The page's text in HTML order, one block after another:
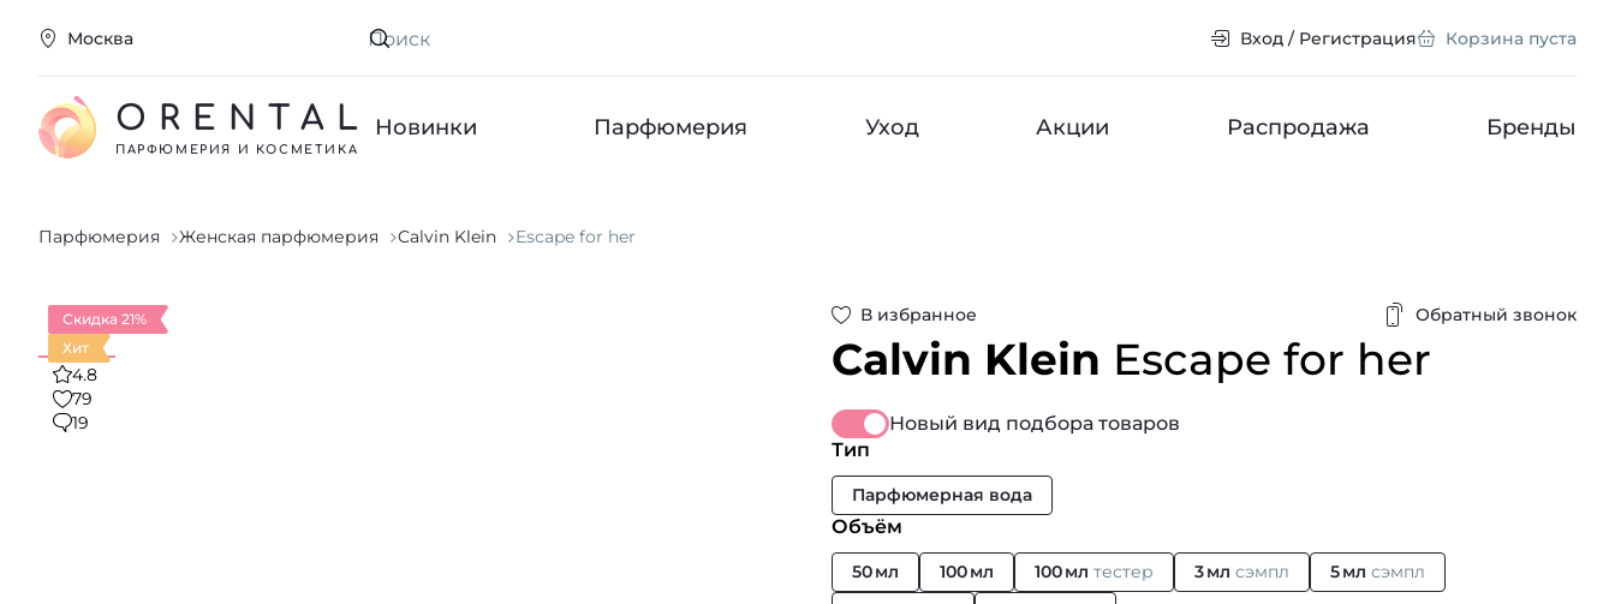
Москва Искать Вход / Регистрация Корзина пуста
ORENTAL
ПАРФЮМЕРИЯ И КОСМЕТИКА
Новинки Парфюмерия Уход Акции Распродажа Бренды
Парфюмерия Женская парфюмерия Calvin Klein Escape for her
В избранное Обратный звонок
Calvin Klein Escape for her
Скидка 21%
Хит
4.8
79
19
Новый вид подбора товаров
Тип
Парфюмерная вода
Объём
50 мл 100 мл 100 мл тестер 3 мл сэмпл 5 мл сэмпл